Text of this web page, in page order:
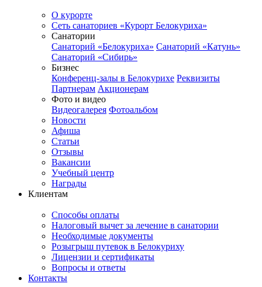
О курорте
Сеть санаториев «Курорт Белокуриха»
Санатории
Санаторий «Белокуриха» Санаторий «Катунь»
Санаторий «Сибирь»
Бизнес
Конференц-залы в Белокурихе Реквизиты
Партнерам Акционерам
Фото и видео
Видеогалерея Фотоальбом
Новости
Афиша
Статьи
Отзывы
Вакансии
Учебный центр
Награды
Клиентам
Способы оплаты
Налоговый вычет за лечение в санатории
Необходимые документы
Розыгрыш путевок в Белокуриху
Лицензии и сертификаты
Вопросы и ответы
Контакты